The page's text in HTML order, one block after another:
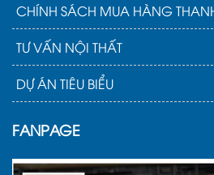
CHÍNH SÁCH MUA HÀNG
TƯ VẤN NỘI THẤT
DỰ ÁN TIÊU BIỂU
FANPAGE